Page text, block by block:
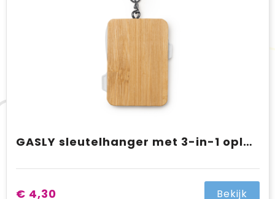
GASLY sleutelhanger met 3-in-1 oplaadkabel
€ 4,30 Bekijk